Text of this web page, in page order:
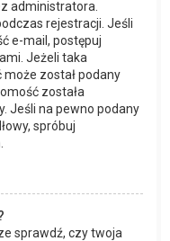
administratora.
rejestracji. Jeśli
e-mail, postępuj
Jeżeli taka
może został podany
została
Jeśli na pewno podany
spróbuj
sprawdź, czy twoja